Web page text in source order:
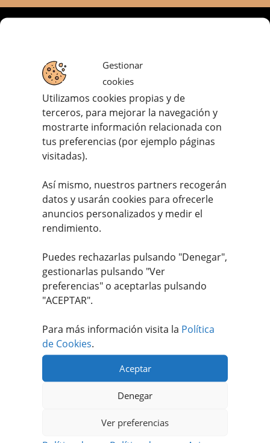
Gestionar
cookies
Utilizamos cookies propias y de
terceros, para mejorar la navegación y
mostrarte información relacionada con
tus preferencias (por ejemplo páginas
visitadas).
Así mismo, nuestros partners recogerán
datos y usarán cookies para ofrecerle
anuncios personalizados y medir el
rendimiento.
Puedes rechazarlas pulsando "Denegar",
gestionarlas pulsando "Ver
preferencias" o aceptarlas pulsando
"ACEPTAR".
Para más información visita la Política
de Cookies.
Aceptar
Denegar
Ver preferencias
· Aviso Legal
· Política de Privacidad
· Política de Cookies
#MEATFANCLUB
Nuestros Productos
VACUNO MAYOR
HAMBURGUESAS
ELABORADOS
COCINADOS
CHULETONES
CARNES
BARBACOAS
Contacta con nosotros